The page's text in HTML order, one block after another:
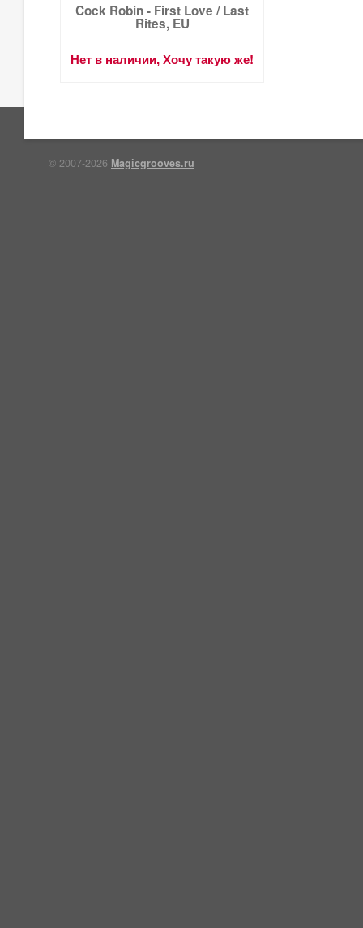
Cock Robin - First Love / Last
Rites, EU
Нет в наличии, Хочу такую же!
© 2007-2026 Magicgrooves.ru